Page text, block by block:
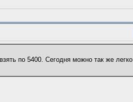
по 5400. Сегодня можно так же легко